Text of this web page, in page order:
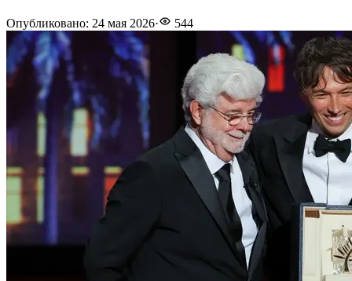
Опубликовано: 24 мая 2026· 544